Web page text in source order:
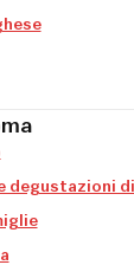
degustazioni